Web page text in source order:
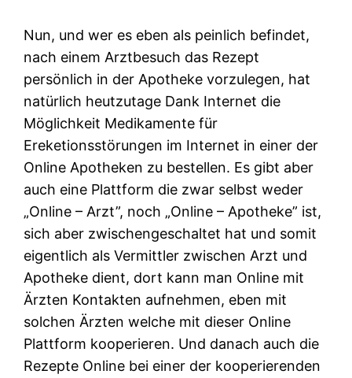
Nun, und wer es eben als peinlich befindet,
nach einem Arztbesuch das Rezept
persönlich in der Apotheke vorzulegen, hat
natürlich heutzutage Dank Internet die
Möglichkeit Medikamente für
Ereketionsstörungen im Internet in einer der
Online Apotheken zu bestellen. Es gibt aber
auch eine Plattform die zwar selbst weder
„Online – Arzt”, noch „Online – Apotheke” ist,
sich aber zwischengeschaltet hat und somit
eigentlich als Vermittler zwischen Arzt und
Apotheke dient, dort kann man Online mit
Ärzten Kontakten aufnehmen, eben mit
solchen Ärzten welche mit dieser Online
Plattform kooperieren. Und danach auch die
Rezepte Online bei einer der kooperierenden